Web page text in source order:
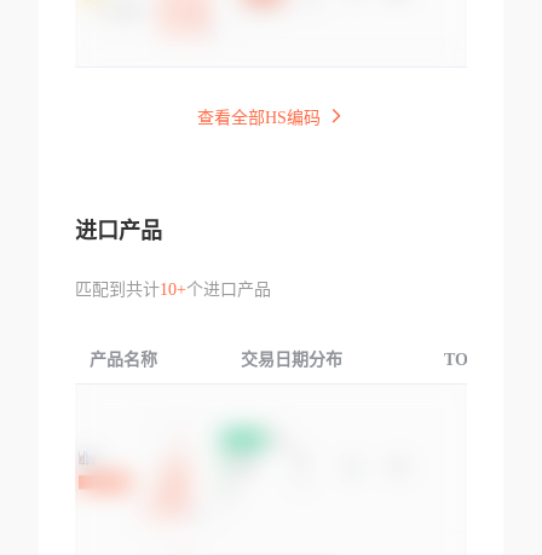
查看全部HS编码
进口产品
匹配到共计10+个进口产品
产品名称 交易日期分布 TOP3交易国